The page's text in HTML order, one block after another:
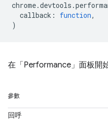
chrome.devtools .
callback : function,
)
在「Performance」面板開
參數
回呼